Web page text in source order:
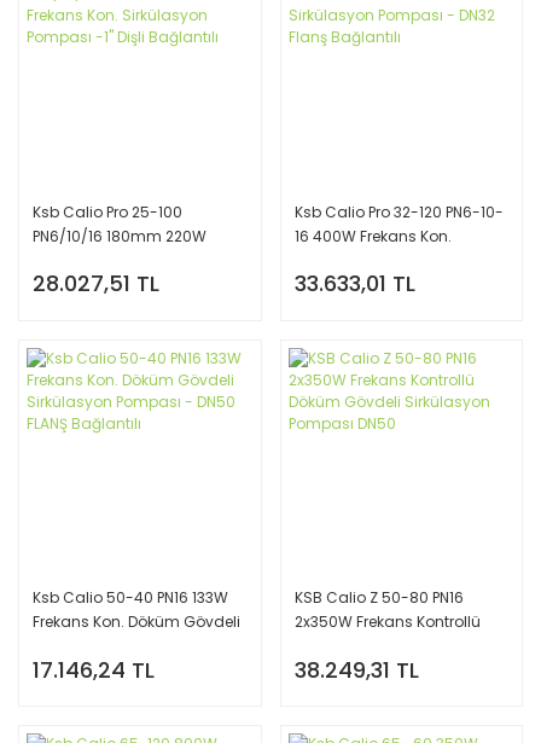
Ksb Calio Pro 25-100
PN6/10/16 180mm 220W
Pompası -1'' Dişli Bağlantılı
28.027,51 TL
Ksb Calio Pro 32-120 PN6-10-
16 400W Frekans Kon.
Flanş Bağlantılı
33.633,01 TL
Ksb Calio 50-40 PN16 133W
Frekans Kon. Döküm Gövdeli
FLANŞ Bağlantılı
17.146,24 TL
KSB Calio Z 50-80 PN16
2x350W Frekans Kontrollü
Pompası DN50
38.249,31 TL